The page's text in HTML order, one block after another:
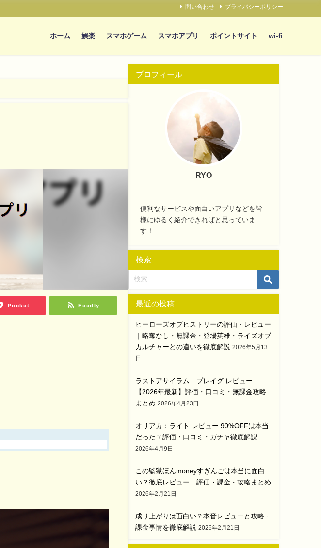
問い合わせ プライバシーポリシー
ホーム 娯楽 スマホゲーム スマホアプリ ポイントサイト wi-fi
Pocket Feedly
プロフィール
RYO
便利なサービスや面白いアプリなどを皆
様にゆるく紹介できればと思っていま
す！
検索
最近の投稿
ヒーローズオブヒストリーの評価・レビュー
｜略奪なし・無課金・登場英雄・ライズオブ
カルチャーとの違いを徹底解説 2026年5月13
日
ラストアサイラム：プレイグ レビュー
【2026年最新】評価・口コミ・無課金攻略
まとめ 2026年4月23日
オリアカ：ライト レビュー 90%OFFは本当
だった？評価・口コミ・ガチャ徹底解説
2026年4月9日
この監獄ほんmoneyすぎんごは本当に面白
い？徹底レビュー｜評価・課金・攻略まとめ
2026年2月21日
成り上がりは面白い？本音レビューと攻略・
課金事情を徹底解説 2026年2月21日